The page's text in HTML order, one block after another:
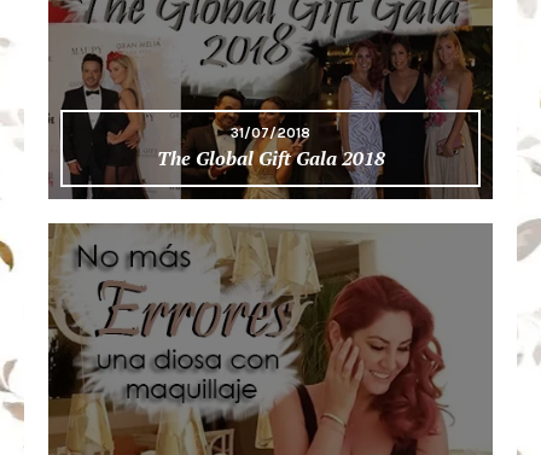
31/07/2018
The Global Gift Gala 2018